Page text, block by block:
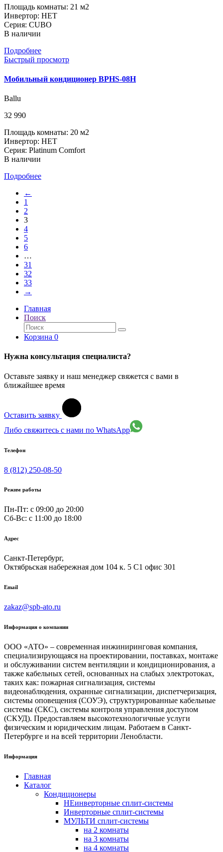
Площадь комнаты: 21 м2
Инвертор: НЕТ
Серия: CUBO
В наличии
Подробнее
Быстрый просмотр
Мобильный кондиционер BPHS-08H
Ballu
32 990
Площадь комнаты: 20 м2
Инвертор: НЕТ
Серия: Platinum Comfort
В наличии
Подробнее
←
1
2
3
4
5
6
…
31
32
33
→
Главная
Поиск
Корзина 0
Нужна консультация специалиста?
Оставьте заявку и наш менеджер свяжется с вами в
ближайшее время
Оставить заявку
Либо свяжитесь с нами по WhatsApp
Телефон
8 (812) 250-08-50
Режим работы
Пн-Пт: с 09:00 до 20:00
Сб-Вс: c 11:00 до 18:00
Адрес
Санкт-Петербург,
Октябрьская набережная дом 104 к. 5 С1 офис 301
Email
zakaz@spb-ato.ru
Информация о компании
ООО «АТО» – современная инжиниринговая компания,
специализирующаяся на проектировании, поставках, монтаже
и обслуживании систем вентиляции и кондиционирования, а
также кабельных сетей, основанных на слабых электротоках,
таких как: пожарная сигнализация, системы
видеонаблюдения, охранные сигнализации, диспетчеризация,
системы оповещения (СОУЭ), структурированные кабельные
системы (СКС), системы контроля управления доступом
(СКУД). Предоставляем высокотехнологичные услуги
физическим и юридическим лицам. Работаем в Санкт-
Петербурге и на всей территории Ленобласти.
Информация
Главная
Каталог
Кондиционеры
НЕинверторные сплит-системы
Инверторные сплит-системы
МУЛЬТИ сплит-системы
на 2 комнаты
на 3 комнаты
на 4 комнаты